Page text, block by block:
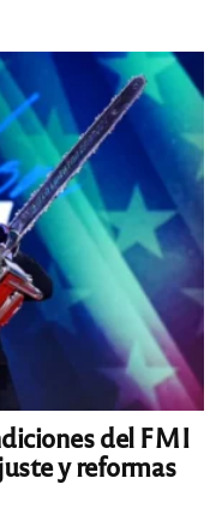
del FMI
y reformas